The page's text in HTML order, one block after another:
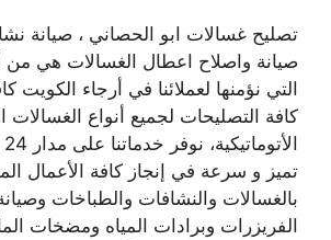
تصليح غسالات ابو الحصاني ، صيانة
صيانة واصلاح اعطال الغسالات هي من
التي نؤمنها لعملائنا في أرجاء الكويت
كافة التصليحات لجميع أنواع الغسالات
تميز و سرعة في إنجاز كافة الأعمال
بالغسالات والنشافات والطباخات
الفريزرات وبرادات المياه ومضخات